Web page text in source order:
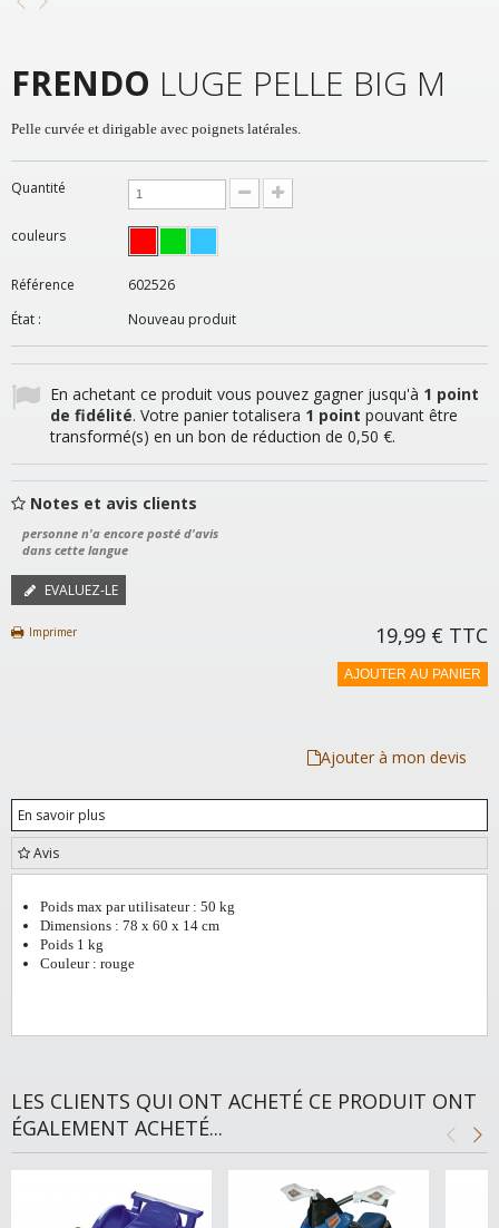
FRENDO LUGE PELLE BIG M
Pelle curvée et dirigable avec poignets latérales.
Quantité
couleurs
Référence
602526
État :
Nouveau produit
En achetant ce produit vous pouvez gagner jusqu'à 1 point
de fidélité. Votre panier totalisera 1 point pouvant être
transformé(s) en un bon de réduction de 0,50 €.
Notes et avis clients
personne n'a encore posté d'avis
dans cette langue
EVALUEZ-LE
Imprimer 19,99 € TTC
AJOUTER AU PANIER
Ajouter à mon devis
En savoir plus
Avis
Poids max par utilisateur : 50 kg
Dimensions : 78 x 60 x 14 cm
Poids 1 kg
Couleur : rouge
LES CLIENTS QUI ONT ACHETÉ CE PRODUIT ONT
ÉGALEMENT ACHETÉ...